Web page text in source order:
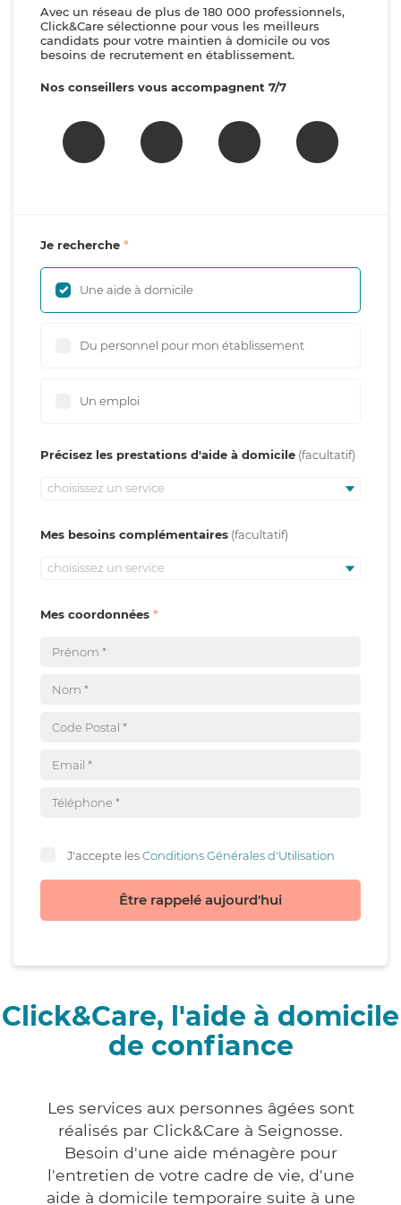
Avec un réseau de plus de 180 000 professionnels,
Click&Care sélectionne pour vous les meilleurs
candidats pour votre maintien à domicile ou vos
besoins de recrutement en établissement.
Nos conseillers vous accompagnent 7/7
Je recherche
Une aide à domicile
Du personnel pour mon établissement
Un emploi
Précisez les prestations d'aide à domicile
choisissez un service
Mes besoins complémentaires
choisissez un service
Mes coordonnées
J'accepte lesConditions Générales d'Utilisation
Être rappelé aujourd'hui
Click&Care, l'aide à domicile
de confiance
Les services aux personnes âgées sont
réalisés par Click&Care à Seignosse.
Besoin d'une aide ménagère pour
l'entretien de votre cadre de vie, d'une
aide à domicile temporaire suite à une